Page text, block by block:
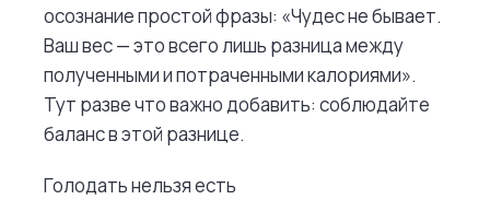
осознание простой фразы: «Чудес не бывает.
Ваш вес — это всего лишь разница между
полученными и потраченными калориями».
Тут разве что важно добавить: соблюдайте
баланс в этой разнице.
Голодать нельзя есть